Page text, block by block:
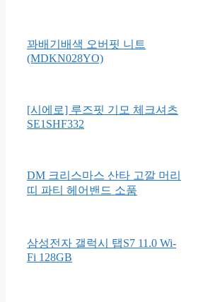
꽈배기배색 오버핏 니트
(MDKN028YO)
[시에로] 루즈핏 기모 체크셔츠
SE1SHF332
DM 크리스마스 산타 고깔 머리
띠 파티 헤어밴드 소품
삼성전자 갤럭시 탭S7 11.0 Wi-
Fi 128GB